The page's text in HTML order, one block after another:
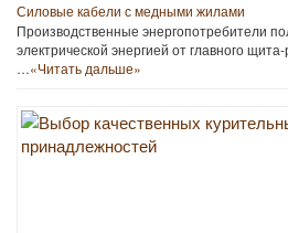
Силовые кабели с медными жилами
Производственные энергопотребители
электрической энергией от главного
…«Читать дальше»